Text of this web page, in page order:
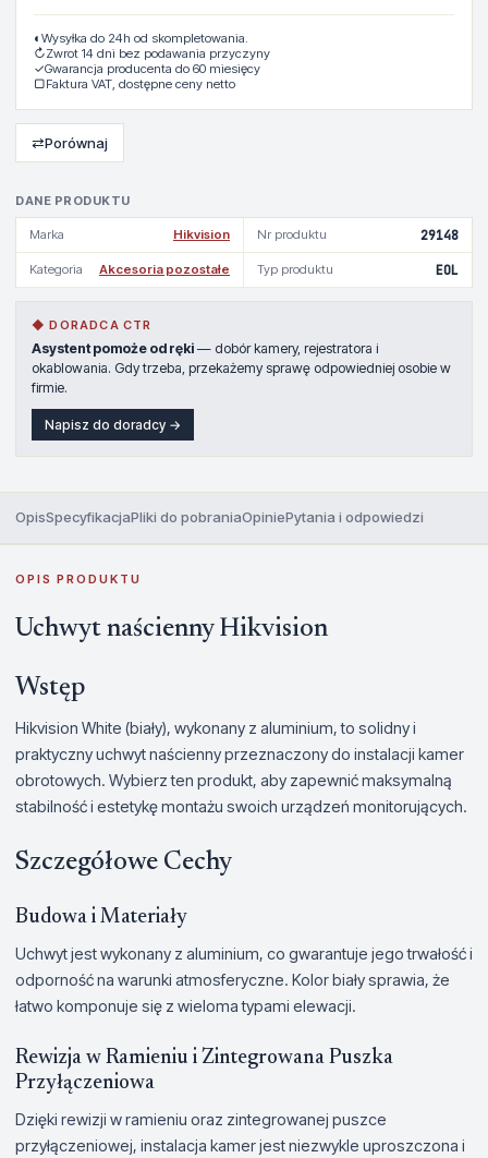
DANE PRODUKTU
Marka Hikvision Nr produktu 29148
Kategoria Akcesoria pozostałe Typ produktu EOL
◆ DORADCA CTR
Asystent pomoże od ręki — dobór kamery, rejestratora i
okablowania. Gdy trzeba, przekażemy sprawę odpowiedniej osobie w
firmie.
Napisz do doradcy →
◐ Wysyłka do 24h od skompletowania.
↻Zwrot 14 dni bez podawania przyczyny
✓Gwarancja producenta do 60 miesięcy
▢Faktura VAT, dostępne ceny netto
⇄Porównaj
OpisSpecyfikacjaPliki do pobraniaOpiniePytania i odpowiedzi
OPIS PRODUKTU
Uchwyt naścienny Hikvision
Wstęp
Hikvision White (biały), wykonany z aluminium, to solidny i
praktyczny uchwyt naścienny przeznaczony do instalacji kamer
obrotowych. Wybierz ten produkt, aby zapewnić maksymalną
stabilność i estetykę montażu swoich urządzeń monitorujących.
Szczegółowe Cechy
Budowa i Materiały
Uchwyt jest wykonany z aluminium, co gwarantuje jego trwałość i
odporność na warunki atmosferyczne. Kolor biały sprawia, że
łatwo komponuje się z wieloma typami elewacji.
Rewizja w Ramieniu i Zintegrowana Puszka
Przyłączeniowa
Dzięki rewizji w ramieniu oraz zintegrowanej puszce
przyłączeniowej, instalacja kamer jest niezwykle uproszczona i